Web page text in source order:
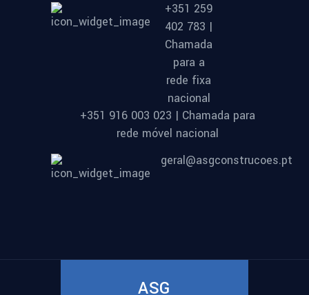
+351 259
402 783 |
Chamada
para a
rede fixa
nacional
+351 916 003 023 | Chamada para
rede móvel nacional
geral@asgconstrucoes.pt
ASG